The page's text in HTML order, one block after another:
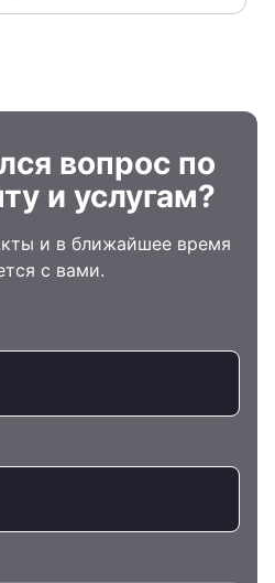
вопрос по
и услугам?
и в ближайшее время
с вами.